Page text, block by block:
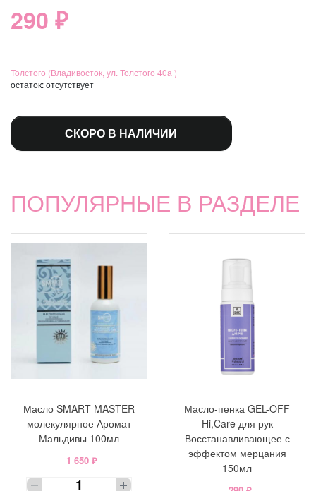
290 ₽
Толстого (Владивосток, ул. Толстого 40а )
остаток:отсутствует
СКОРО В НАЛИЧИИ
ПОПУЛЯРНЫЕ В РАЗДЕЛЕ
Масло SMART MASTER
молекулярное Аромат
Мальдивы 100мл
1 650 ₽
Масло-пенка GEL-OFF
Hi,Care для рук
Восстанавливающее с
эффектом мерцания
150мл